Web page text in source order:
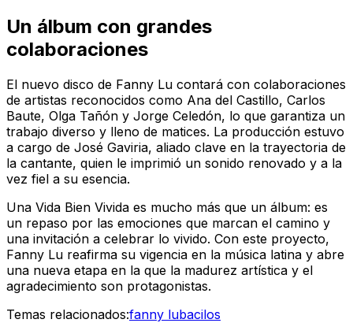
Un álbum con grandes
colaboraciones
El nuevo disco de Fanny Lu contará con colaboraciones
de artistas reconocidos como Ana del Castillo, Carlos
Baute, Olga Tañón y Jorge Celedón, lo que garantiza un
trabajo diverso y lleno de matices. La producción estuvo
a cargo de José Gaviria, aliado clave en la trayectoria de
la cantante, quien le imprimió un sonido renovado y a la
vez fiel a su esencia.
Una Vida Bien Vivida es mucho más que un álbum: es
un repaso por las emociones que marcan el camino y
una invitación a celebrar lo vivido. Con este proyecto,
Fanny Lu reafirma su vigencia en la música latina y abre
una nueva etapa en la que la madurez artística y el
agradecimiento son protagonistas.
Temas relacionados:fanny lubacilos